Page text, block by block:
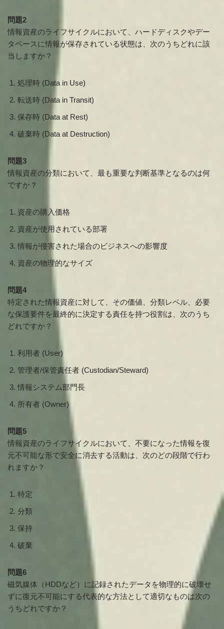
問題2
情報資産のライフサイクルにおいて、ハードディスクやデー
タベースに情報が保存されている状態は、次のうちどれに該
当しますか？
処理時 (Data in Use)
転送時 (Data in Transit)
保存時 (Data at Rest)
破棄時 (Data at Destruction)
問題3
情報資産の分類において、最も重要な判断基準となるのは何
ですか？
資産の購入価格
資産が使用されている部署
情報が侵害された場合のビジネスへの影響度
資産の物理的なサイズ
問題4
特定された情報資産に対して、その価値、分類レベル、必要
な保護要件を最終的に決定する責任を持つ役割は、次のうち
どれですか？
利用者 (User)
管理者/保管責任者 (Custodian/Steward)
情報システム部門長
所有者 (Owner)
問題5
情報資産のライフサイクルにおいて、不要になった情報を復
元不可能な形で安全に消去する活動は、次のどの段階で行わ
れますか？
特定
分類
保持
破棄
問題6
磁気媒体（HDDなど）に記録されたデータを物理的に破壊せ
ずに復元不可能にする代表的な方法として適切なものは次の
うちどれですか？